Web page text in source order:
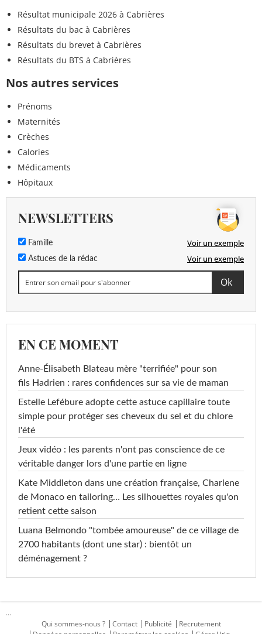
Résultat municipale 2026 à Cabrières
Résultats du bac à Cabrières
Résultats du brevet à Cabrières
Résultats du BTS à Cabrières
Nos autres services
Prénoms
Maternités
Crèches
Calories
Médicaments
Hôpitaux
NEWSLETTERS
Famille Voir un exemple
Astuces de la rédac Voir un exemple
EN CE MOMENT
Anne-Élisabeth Blateau mère "terrifiée" pour son
fils Hadrien : rares confidences sur sa vie de maman
Estelle Lefébure adopte cette astuce capillaire toute
simple pour protéger ses cheveux du sel et du chlore
l'été
Jeux vidéo : les parents n'ont pas conscience de ce
véritable danger lors d'une partie en ligne
Kate Middleton dans une création française, Charlene
de Monaco en tailoring… Les silhouettes royales qu'on
retient cette saison
Luana Belmondo "tombée amoureuse" de ce village de
2700 habitants (dont une star) : bientôt un
déménagement ?
...
Qui sommes-nous ?
Contact Publicité
Recrutement